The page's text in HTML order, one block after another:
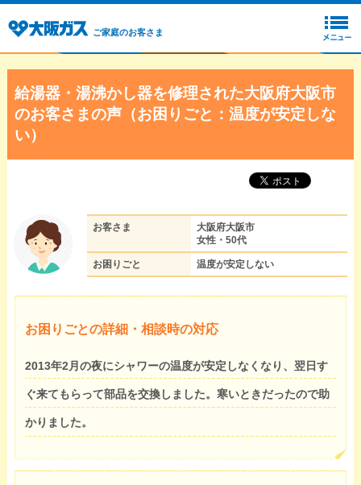
ご家庭のお客さま
給湯器・湯沸かし器を修理された大阪府大阪市
のお客さまの声（お困りごと：温度が安定しな
い）
お客さま
大阪府大阪市
女性・50代
お困りごと 温度が安定しない
お困りごとの詳細・相談時の対応
2013年2月の夜にシャワーの温度が安定しなくなり、翌日す
ぐ来てもらって部品を交換しました。寒いときだったので助
かりました。